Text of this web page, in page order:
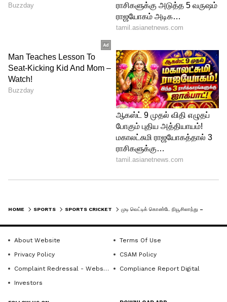
HOME SPORTS SPORTS CRICKET
About Website
Terms Of Use
Privacy Policy
CSAM Policy
Complaint Redressal - Website
Compliance Report Digital
Investors